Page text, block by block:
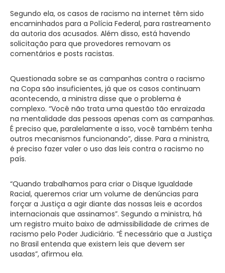
Segundo ela, os casos de racismo na internet têm sido
encaminhados para a Polícia Federal, para rastreamento
da autoria dos acusados. Além disso, está havendo
solicitação para que provedores removam os
comentários e posts racistas.
Questionada sobre se as campanhas contra o racismo
na Copa são insuficientes, já que os casos continuam
acontecendo, a ministra disse que o problema é
complexo. “Você não trata uma questão tão enraizada
na mentalidade das pessoas apenas com as campanhas.
É preciso que, paralelamente a isso, você também tenha
outros mecanismos funcionando”, disse. Para a ministra,
é preciso fazer valer o uso das leis contra o racismo no
país.
“Quando trabalhamos para criar o Disque Igualdade
Racial, queremos criar um volume de denúncias para
forçar a Justiça a agir diante das nossas leis e acordos
internacionais que assinamos”. Segundo a ministra, há
um registro muito baixo de admissibilidade de crimes de
racismo pelo Poder Judiciário. “É necessário que a Justiça
no Brasil entenda que existem leis que devem ser
usadas”, afirmou ela.